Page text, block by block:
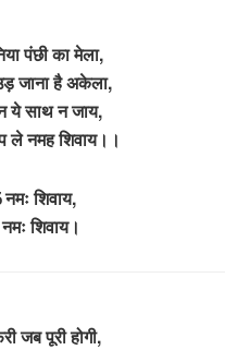
पंछी का मेला,
जाना है अकेला,
ये साथ न जाय,
नमह शिवाय।।
शिवाय,
शिवाय।
जब पूरी होगी,